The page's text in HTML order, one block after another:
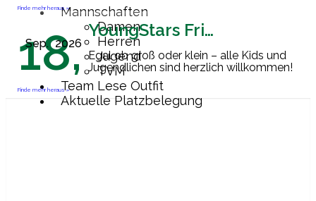
Mannschaften
Damen
Herren
Jugend
TVM
Team Lese Outfit
Aktuelle Platzbelegung
Endrunde zur Deutschen
Mannschaftsmeisterschaft der Herren
60 zu sein. Ab[…]
Finde mehr heraus »
Sep.
18,
2026
YoungStars Friday
Egal ob groß oder klein – alle Kids und
Jugendlichen sind herzlich willkommen!
Finde mehr heraus »